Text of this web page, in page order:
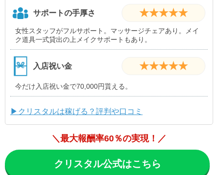
サポートの手厚さ ★★★★★
女性スタッフがフルサポート。マッサージチェアあり。メイ
ク道具一式貸出の上メイクサポートもあり。
入店祝い金 ★★★★★
今だけ入店祝い金で70,000円貰える。
▶クリスタルは稼げる？評判や口コミ
＼最大報酬率60％の実現！／
クリスタル公式はこちら